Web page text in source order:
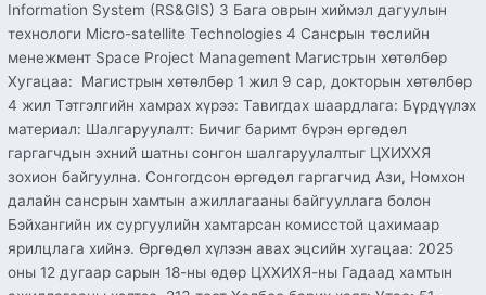
Information System (RS&GIS) 3 Бага оврын хиймэл дагуулын
технологи Micro-satellite Technologies 4 Сансрын төслийн
менежмент Space Project Management Магистрын хөтөлбөр
Хугацаа: Магистрын хөтөлбөр 1 жил 9 сар, докторын хөтөлбөр
4 жил Тэтгэлгийн хамрах хүрээ: Тавигдах шаардлага: Бүрдүүлэх
материал: Шалгаруулалт: Бичиг баримт бүрэн өргөдөл
гаргагчдын эхний шатны сонгон шалгаруулалтыг ЦХИХХЯ
зохион байгуулна. Сонгогдсон өргөдөл гаргагчид Ази, Номхон
далайн сансрын хамтын ажиллагааны байгууллага болон
Бэйхангийн их сургуулийн хамтарсан комисстой цахимаар
ярилцлага хийнэ. Өргөдөл хүлээн авах эцсийн хугацаа: 2025
оны 12 дугаар сарын 18-ны өдөр ЦХХИХЯ-ны Гадаад хамтын